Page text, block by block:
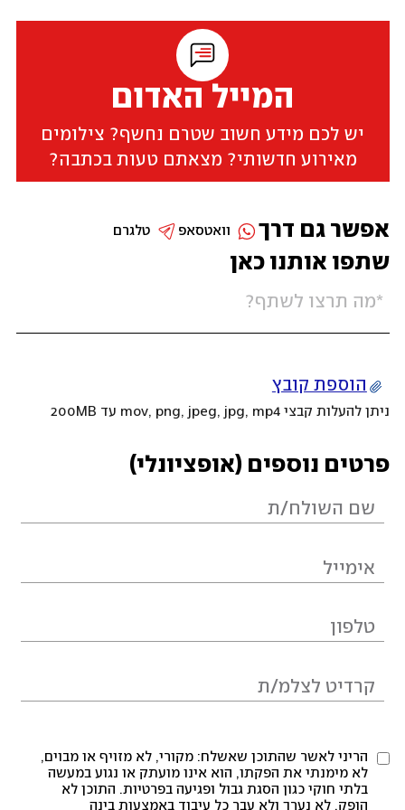
המייל האדום
יש לכם מידע חשוב שטרם נחשף? צילומים
מאירוע חדשותי? מצאתם טעות בכתבה?
שתפו אותנו כאן
הוספת קובץ
ניתן להעלות קבצי mov, png, jpeg, jpg, mp4 עד 200MB
פרטים נוספים (אופציונלי)
הריני לאשר שהתוכן שאשלח: מקורי, לא מזויף או מבוים,
לא מימנתי את הפקתו, הוא אינו מועתק או נגוע במעשה
בלתי חוקי כגון הסגת גבול ופגיעה בפרטיות. התוכן לא
הופק, לא נערך ולא עבר כל עיבוד באמצעות בינה
אפשר גם דרך טלגרם וואטסאפ